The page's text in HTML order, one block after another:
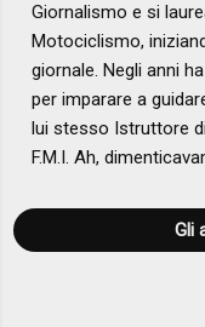
Giornalismo e si
Motociclismo,
giornale. Negli anni
per imparare a
lui stesso Istruttore
F.M.I. Ah,
Gli